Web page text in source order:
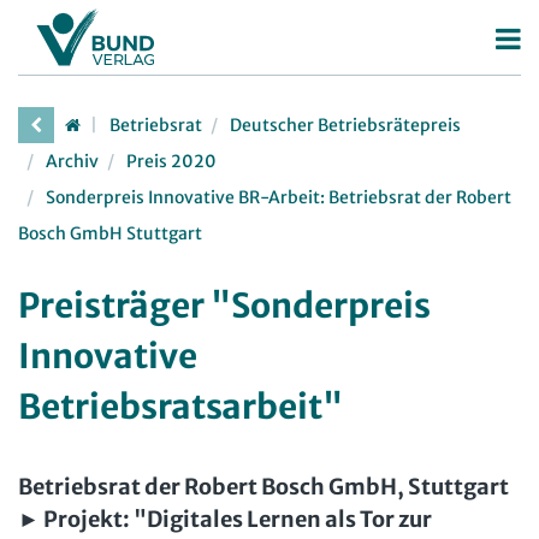
Betriebsrat
Betriebsratswahl
Betriebsratsarbeit
Mitbestimmung
Beschäftigtendatenschutz
Deutscher Betriebsrätepreis
Mitbestimmungskompass
Deutscher Personalräte-Preis
JAV
Betriebsrat
Deutscher Betriebsrätepreis
Archiv
Preis 2020
Sonderpreis Innovative BR-Arbeit: Betriebsrat der Robert
Bosch GmbH Stuttgart
Preisträger "Sonderpreis
Innovative
Betriebsratsarbeit"
Betriebsrat derRobert Bosch GmbH, Stuttgart
► Projekt: "Digitales Lernen als Tor zur